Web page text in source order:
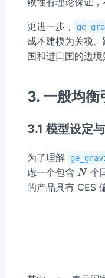
更进一步，
成本建模为关税
国和进口国的边
3. 一般均衡
3.1 模型设定
为了理解
虑一个包含 N
N 个
的产品具有 CES